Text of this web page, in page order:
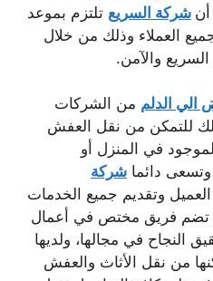
أن شركة السريع تلتزم بموعد
العملاء وذلك من خلال
والآمن.
الدلم من الشركات
للتمكن من نقل العفش
في المنزل أو
دائما شركة
العميل وتقديم جميع الخدمات
تضم فريق مختص في أعمال
النجاح في مجالها، ولديها
من نقل الأثاث والعفش